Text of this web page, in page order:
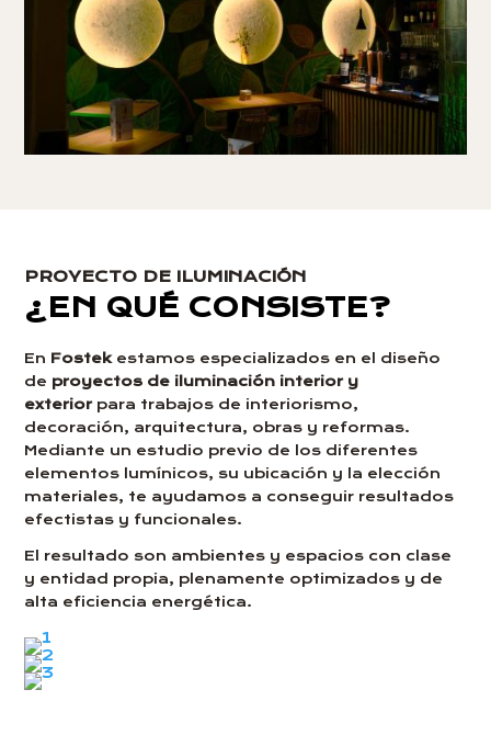
PROYECTO DE ILUMINACIÓN
¿EN QUÉ CONSISTE?
En Fostekestamos especializados en el diseño
de proyectos de iluminación interior y
exterior para trabajos de interiorismo,
decoración, arquitectura, obras y reformas.
Mediante un estudio previo de los diferentes
elementos lumínicos, su ubicación y la elección
materiales, te ayudamos a conseguir resultados
efectistas y funcionales.
El resultado son ambientes y espacios con clase
y entidad propia, plenamente optimizados y de
alta eficiencia energética.